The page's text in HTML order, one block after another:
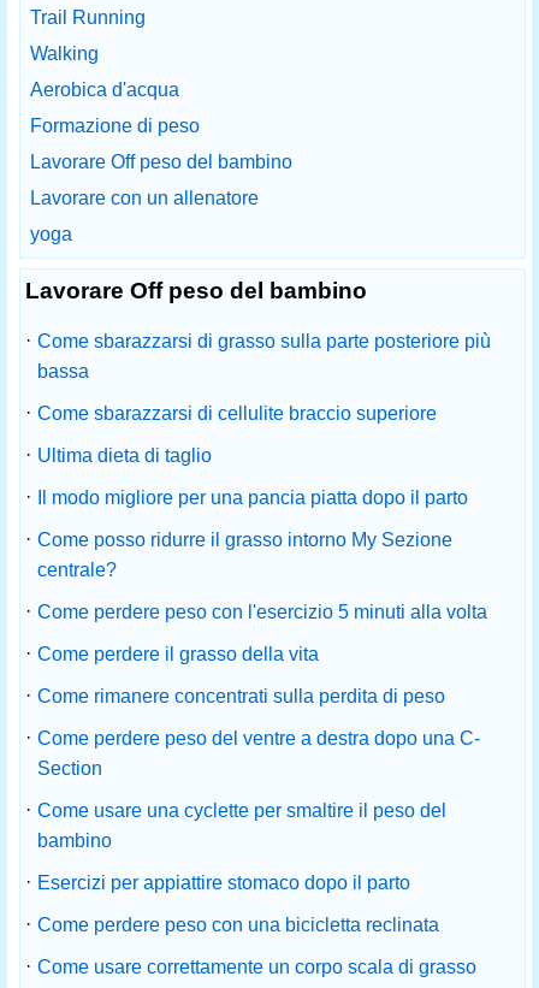
Trail Running
Walking
Aerobica d'acqua
Formazione di peso
Lavorare Off peso del bambino
Lavorare con un allenatore
yoga
Lavorare Off peso del bambino
· Come sbarazzarsi di grasso sulla parte posteriore più
bassa
· Come sbarazzarsi di cellulite braccio superiore
· Ultima dieta di taglio
·
Il modo migliore per una pancia piatta dopo il parto
· Come posso ridurre il grasso intorno My Sezione
centrale?
· Come perdere peso con l'esercizio 5 minuti alla volta
· Come perdere il grasso della vita
· Come rimanere concentrati sulla perdita di peso
· Come perdere peso del ventre a destra dopo una C-
Section
· Come usare una cyclette per smaltire il peso del
bambino
· Esercizi per appiattire stomaco dopo il parto
· Come perdere peso con una bicicletta reclinata
· Come usare correttamente un corpo scala di grasso